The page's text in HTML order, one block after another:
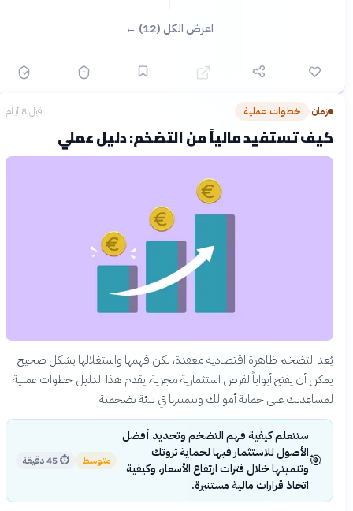
اعرض الكل (12) ←
زمان› خطوات عملية قبل 8 أيام
كيف تستفيد مالياً من التضخم: دليل عملي
يُعد التضخم ظاهرة اقتصادية معقدة، لكن فهمها واستغلالها بشكل صحيح
يمكن أن يفتح أبواباً لفرص استثمارية مجزية. يقدم هذا الدليل خطوات عملية
لمساعدتك على حماية أموالك وتنميتها في بيئة تضخمية.
🎯
ستتعلم كيفية فهم التضخم وتحديد أفضل
الأصول للاستثمار فيها لحماية ثروتك
وتنميتها خلال فترات ارتفاع الأسعار، وكيفية
اتخاذ قرارات مالية مستنيرة.
متوسط ⏱45 دقيقة